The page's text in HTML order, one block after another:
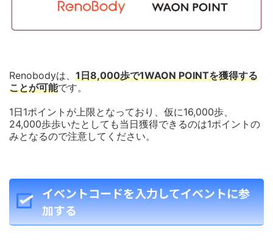
Renobodyは、 1日8,000歩で1WAON POINTを獲得する
ことが可能です。
1日1ポイントが上限となっており、仮に16,000歩、
24,000歩歩いたとしても当日獲得できるのは1ポイントの
みとなるので注意してください。
イベントコードを入力してイベントに参
加する